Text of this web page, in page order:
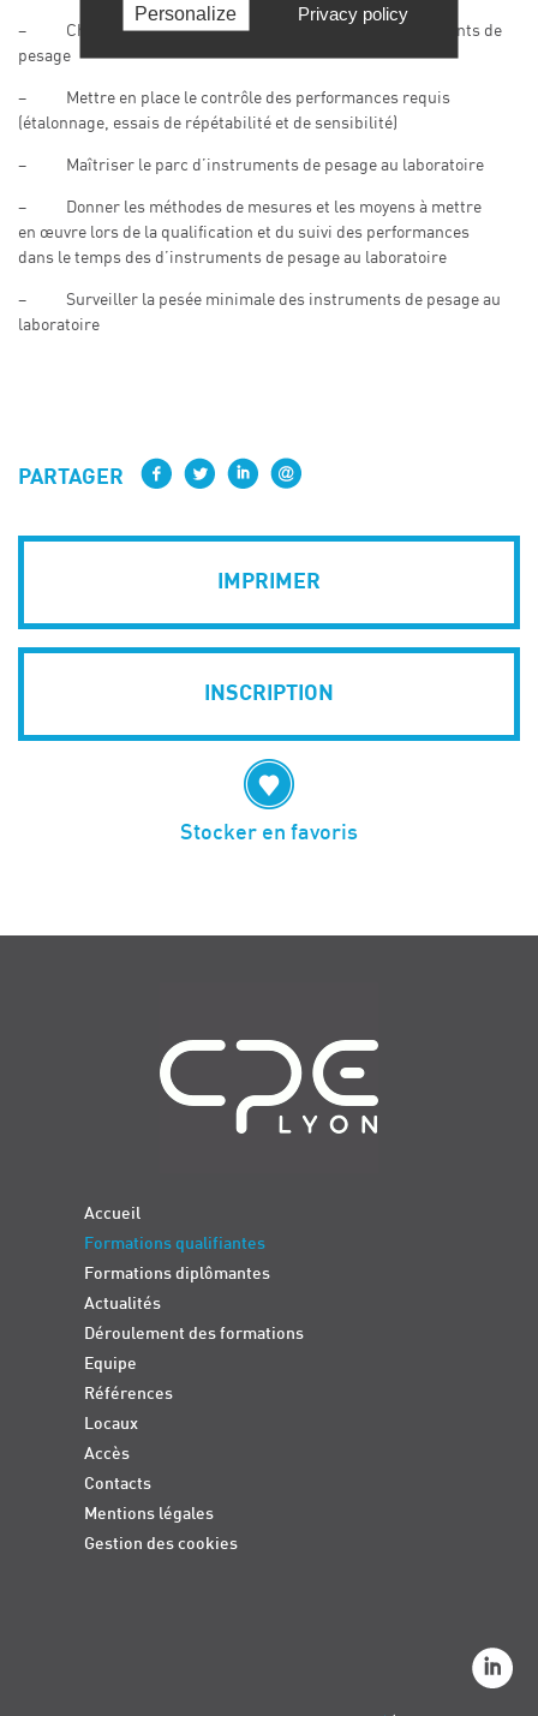
– Choisir les moyens de contrôle adaptés aux instruments de
pesage
– Mettre en place le contrôle des performances requis
(étalonnage, essais de répétabilité et de sensibilité)
– Maîtriser le parc d’instruments de pesage au laboratoire
– Donner les méthodes de mesures et les moyens à mettre
en œuvre lors de la qualification et du suivi des performances
dans le temps des d’instruments de pesage au laboratoire
– Surveiller la pesée minimale des instruments de pesage au
laboratoire
PARTAGER
IMPRIMER
INSCRIPTION
Stocker en favoris
Accueil
Formations qualifiantes
Formations diplômantes
Actualités
Déroulement des formations
Equipe
Références
Locaux
Accès
Contacts
Mentions légales
Gestion des cookies
Personalize Privacy policy